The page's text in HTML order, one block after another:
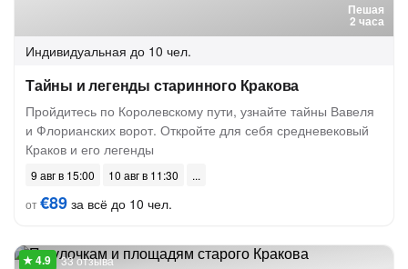
Пешая
2 часа
Индивидуальная до 10 чел.
Тайны и легенды старинного Кракова
Пройдитесь по Королевскому пути, узнайте тайны Вавеля
и Флорианских ворот. Откройте для себя средневековый
Краков и его легенды
9 авг в 15:00
10 авг в 11:30
от€89 за всё до 10 чел.
33 отзыва